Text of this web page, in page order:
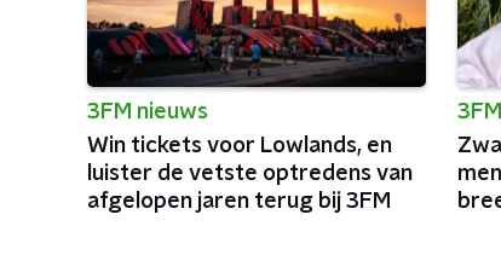
3FM nieuws
Win tickets voor Lowlands, en
luister de vetste optredens van
afgelopen jaren terug bij 3FM